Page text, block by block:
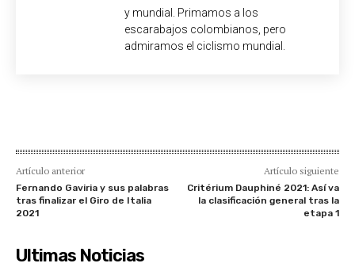
y mundial. Primamos a los
escarabajos colombianos, pero
admiramos el ciclismo mundial.
Artículo anterior
Fernando Gaviria y sus palabras
tras finalizar el Giro de Italia
2021
Artículo siguiente
Critérium Dauphiné 2021: Así va
la clasificación general tras la
etapa 1
Ultimas Noticias